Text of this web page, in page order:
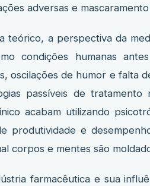
adversas e
a perspectiva da
condições humanas
oscilações de humor e falta
passíveis de tratamento
acabam utilizando
produtividade e
corpos e mentes são
e sua